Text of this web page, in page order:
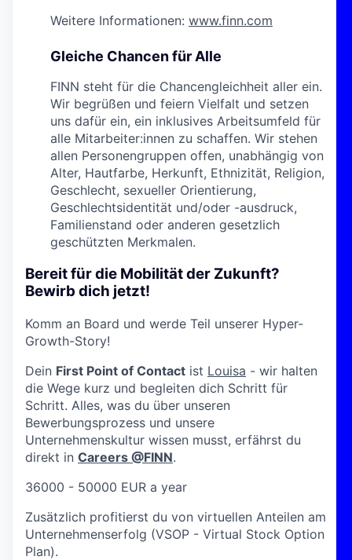
Weitere Informationen: www.finn.com
Gleiche Chancen für Alle
FINN steht für die Chancengleichheit aller ein.
Wir begrüßen und feiern Vielfalt und setzen
uns dafür ein, ein inklusives Arbeitsumfeld für
alle Mitarbeiter:innen zu schaffen. Wir stehen
allen Personengruppen offen, unabhängig von
Alter, Hautfarbe, Herkunft, Ethnizität, Religion,
Geschlecht, sexueller Orientierung,
Geschlechtsidentität und/oder -ausdruck,
Familienstand oder anderen gesetzlich
geschützten Merkmalen.
Bereit für die Mobilität der Zukunft?
Bewirb dich jetzt!
Komm an Board und werde Teil unserer Hyper-
Growth-Story!
Dein First Point of Contact ist Louisa - wir halten
die Wege kurz und begleiten dich Schritt für
Schritt. Alles, was du über unseren
Bewerbungsprozess und unsere
Unternehmenskultur wissen musst, erfährst du
direkt in Careers @FINN.
36000 - 50000 EUR a year
Zusätzlich profitierst du von virtuellen Anteilen am
Unternehmenserfolg (VSOP - Virtual Stock Option
Plan).